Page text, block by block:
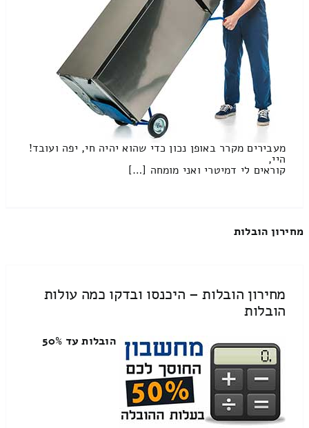
מעבירים מקרר באופן נכון כדי שהוא יהיה חי, יפה ועובד!
היי,
קוראים לי דמיטרי ואני מומחה […]
מחירון הובלות
מחירון הובלות – היכנסו ובדקו כמה עולות
הובלות
הובלות עד 50%